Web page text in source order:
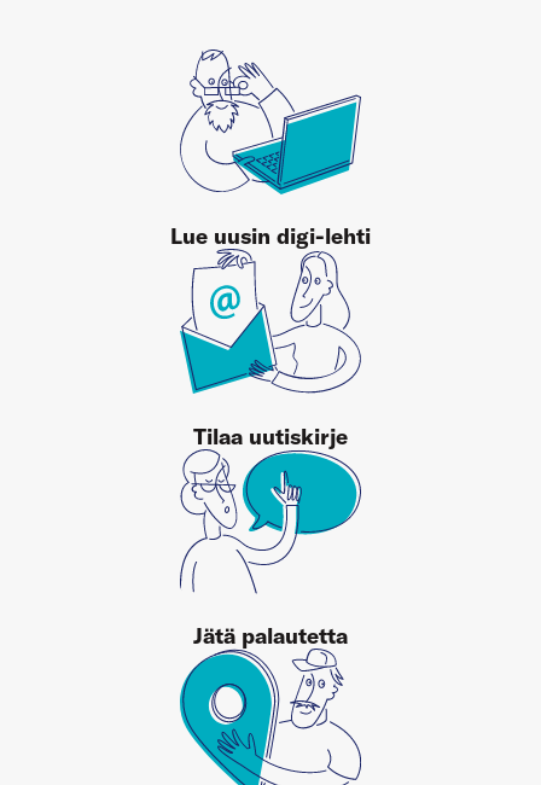
Lue uusin digi-lehti
Tilaa uutiskirje
Jätä palautetta